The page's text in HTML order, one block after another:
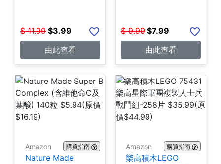
$ 11.99 $3.99
由此查看
$ 9.99 $7.99
由此查看
Amazon 購買指南
Nature Made
Amazon 購買指南
樂高積木LEGO